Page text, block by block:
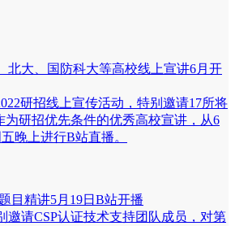
北大、国防科大等高校线上宣讲6月开
研招线上宣传活动，特别邀请17所将
为研招优先条件的优秀高校宣讲，从6
晚上进行B站直播。
目精讲5月19日B站开播
邀请CSP认证技术支持团队成员，对第